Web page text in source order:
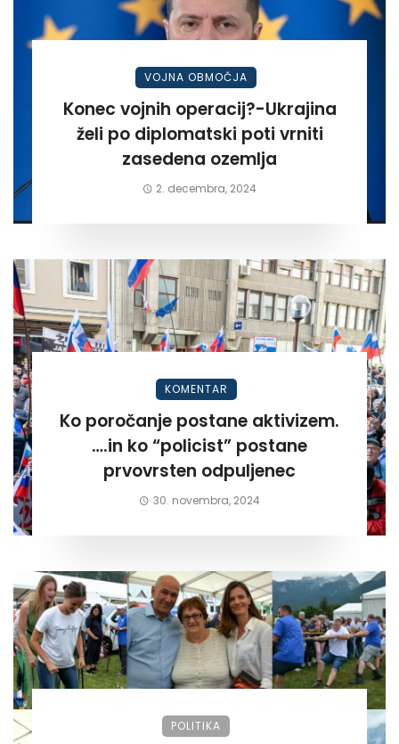
VOJNA OBMOČJA
Konec vojnih operacij?-Ukrajina
želi po diplomatski poti vrniti
zasedena ozemlja
2. decembra, 2024
KOMENTAR
Ko poročanje postane aktivizem.
….in ko “policist” postane
prvovrsten odpuljenec
30. novembra, 2024
POLITIKA